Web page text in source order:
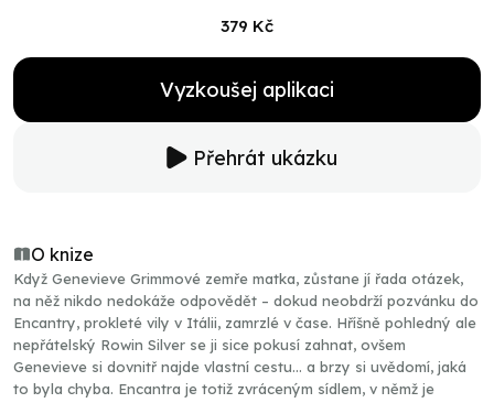
379 Kč
Vyzkoušej aplikaci
Přehrát ukázku
O knize
Když Genevieve Grimmové zemře matka, zůstane jí řada otázek,
na něž nikdo nedokáže odpovědět – dokud neobdrží pozvánku do
Encantry, prokleté vily v Itálii, zamrzlé v čase. Hříšně pohledný ale
nepřátelský Rowin Silver se ji sice pokusí zahnat, ovšem
Genevieve si dovnitř najde vlastní cestu… a brzy si uvědomí, jaká
to byla chyba. Encantra je totiž zvráceným sídlem, v němž je